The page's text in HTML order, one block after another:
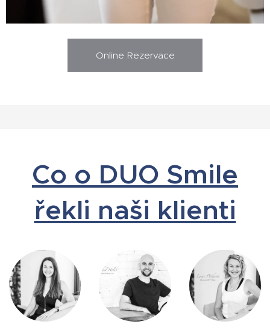
Online Rezervace
Co o DUO Smile
řekli naši klienti